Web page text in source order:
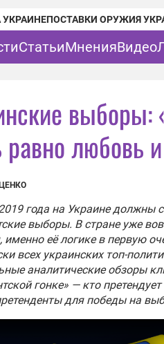
УКРАИНЕПОСТАВКИ ОРУЖИЯ
СтатьиМненияВидео
равно любовь
года на Украине должны
выборы. В стране уже
именно её логике в первую
всех украинских топ-
аналитические обзоры
гонке» — кто
для победы на